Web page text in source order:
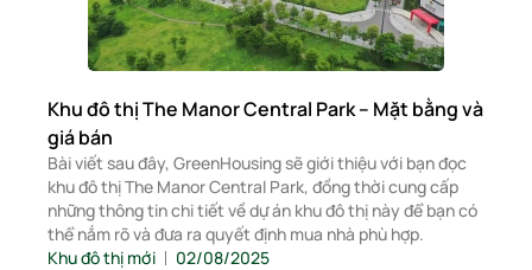
Khu đô thị The Manor Central Park – Mặt bằng và
giá bán
Bài viết sau đây, GreenHousing sẽ giới thiệu với bạn đọc
khu đô thị The Manor Central Park, đồng thời cung cấp
những thông tin chi tiết về dự án khu đô thị này để bạn có
thể nắm rõ và đưa ra quyết định mua nhà phù hợp.
Khu đô thị mới
02/08/2025